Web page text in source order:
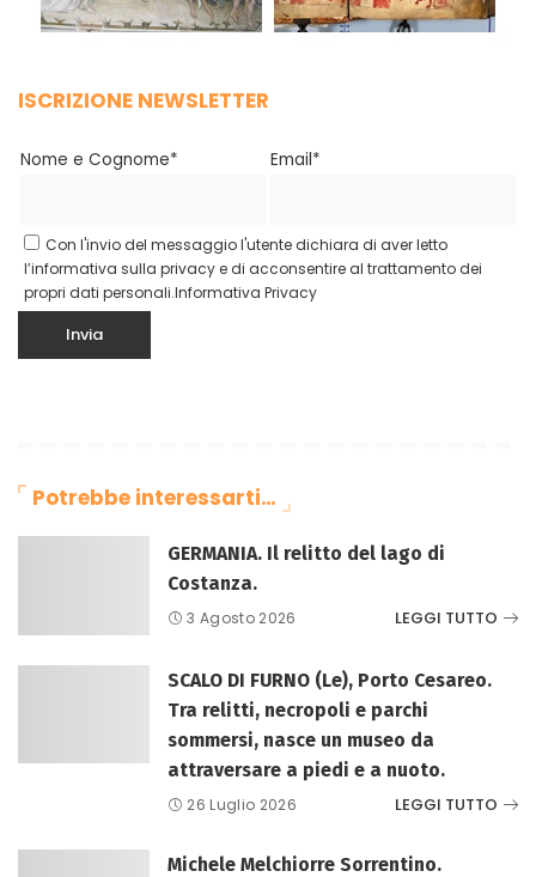
ISCRIZIONE NEWSLETTER
Nome e Cognome* Email*
Con l'invio del messaggio l'utente dichiara di aver letto
l’informativa sulla privacy e di acconsentire al trattamento dei
propri dati personali.Informativa Privacy
Potrebbe interessarti…
GERMANIA. Il relitto del lago di
Costanza.
3 Agosto 2026 LEGGI TUTTO
SCALO DI FURNO (Le), Porto Cesareo.
Tra relitti, necropoli e parchi
sommersi, nasce un museo da
attraversare a piedi e a nuoto.
26 Luglio 2026 LEGGI TUTTO
Michele Melchiorre Sorrentino.